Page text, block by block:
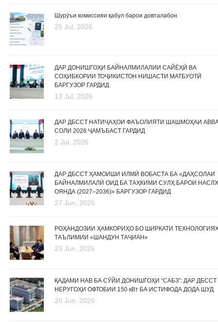
Шурӯъи комиссияи қабул барои довталабон
25 Jul, 2026
ДАР ДОНИШГОҲИ БАЙНАЛМИЛАЛИИ САЙЁҲӢ ВА
СОҲИБКОРИИ ТОҶИКИСТОН НИШАСТИ МАТБУОТӢ
БАРГУЗОР ГАРДИД
13 Jul, 2026
ДАР ДБССТ НАТИҶАҲОИ ФАЪОЛИЯТИ ШАШМОҲАИ
СОЛИ 2026 ҶАМЪБАСТ ГАРДИД
2 Jul, 2026
ДАР ДБССТ ҲАМОИШИ ИЛМӢ ВОБАСТА БА «ДАҲСОЛАИ
БАЙНАЛМИЛАЛӢ ОИД БА ТАҲКИМИ СУЛҲ БАРОИ
ОЯНДА (2027–2036)» БАРГУЗОР ГАРДИД
27 Jun, 2026
РОҲАНДОЗИИ ҲАМКОРИҲО БО ШИРКАТИ
ТАЪЛИМИИ «ШАНДУН ТАҶИАН»
23 Jun, 2026
ҚАДАМИ НАВ БА СӮЙИ ДОНИШГОҲИ “САБЗ”: ДАР ДБССТ
НЕРУГОҲИ ОФТОБИИ 150 кВт БА ИСТИФОДА ДОДА ШУД
20 Jun, 2026